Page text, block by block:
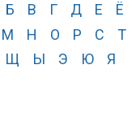
Б В Г Д Е Ё
М Н О Р С Т
Щ Ы Э Ю Я